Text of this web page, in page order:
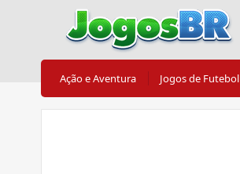
Ação e Aventura Jogos de Futebol